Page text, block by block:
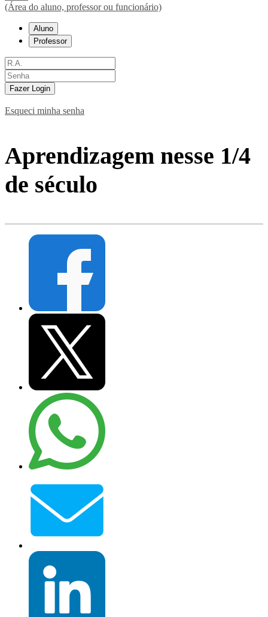
(Área do aluno, professor ou funcionário)
Aluno
Professor
Fazer Login
Esqueci minha senha
Aprendizagem nesse 1/4
de século